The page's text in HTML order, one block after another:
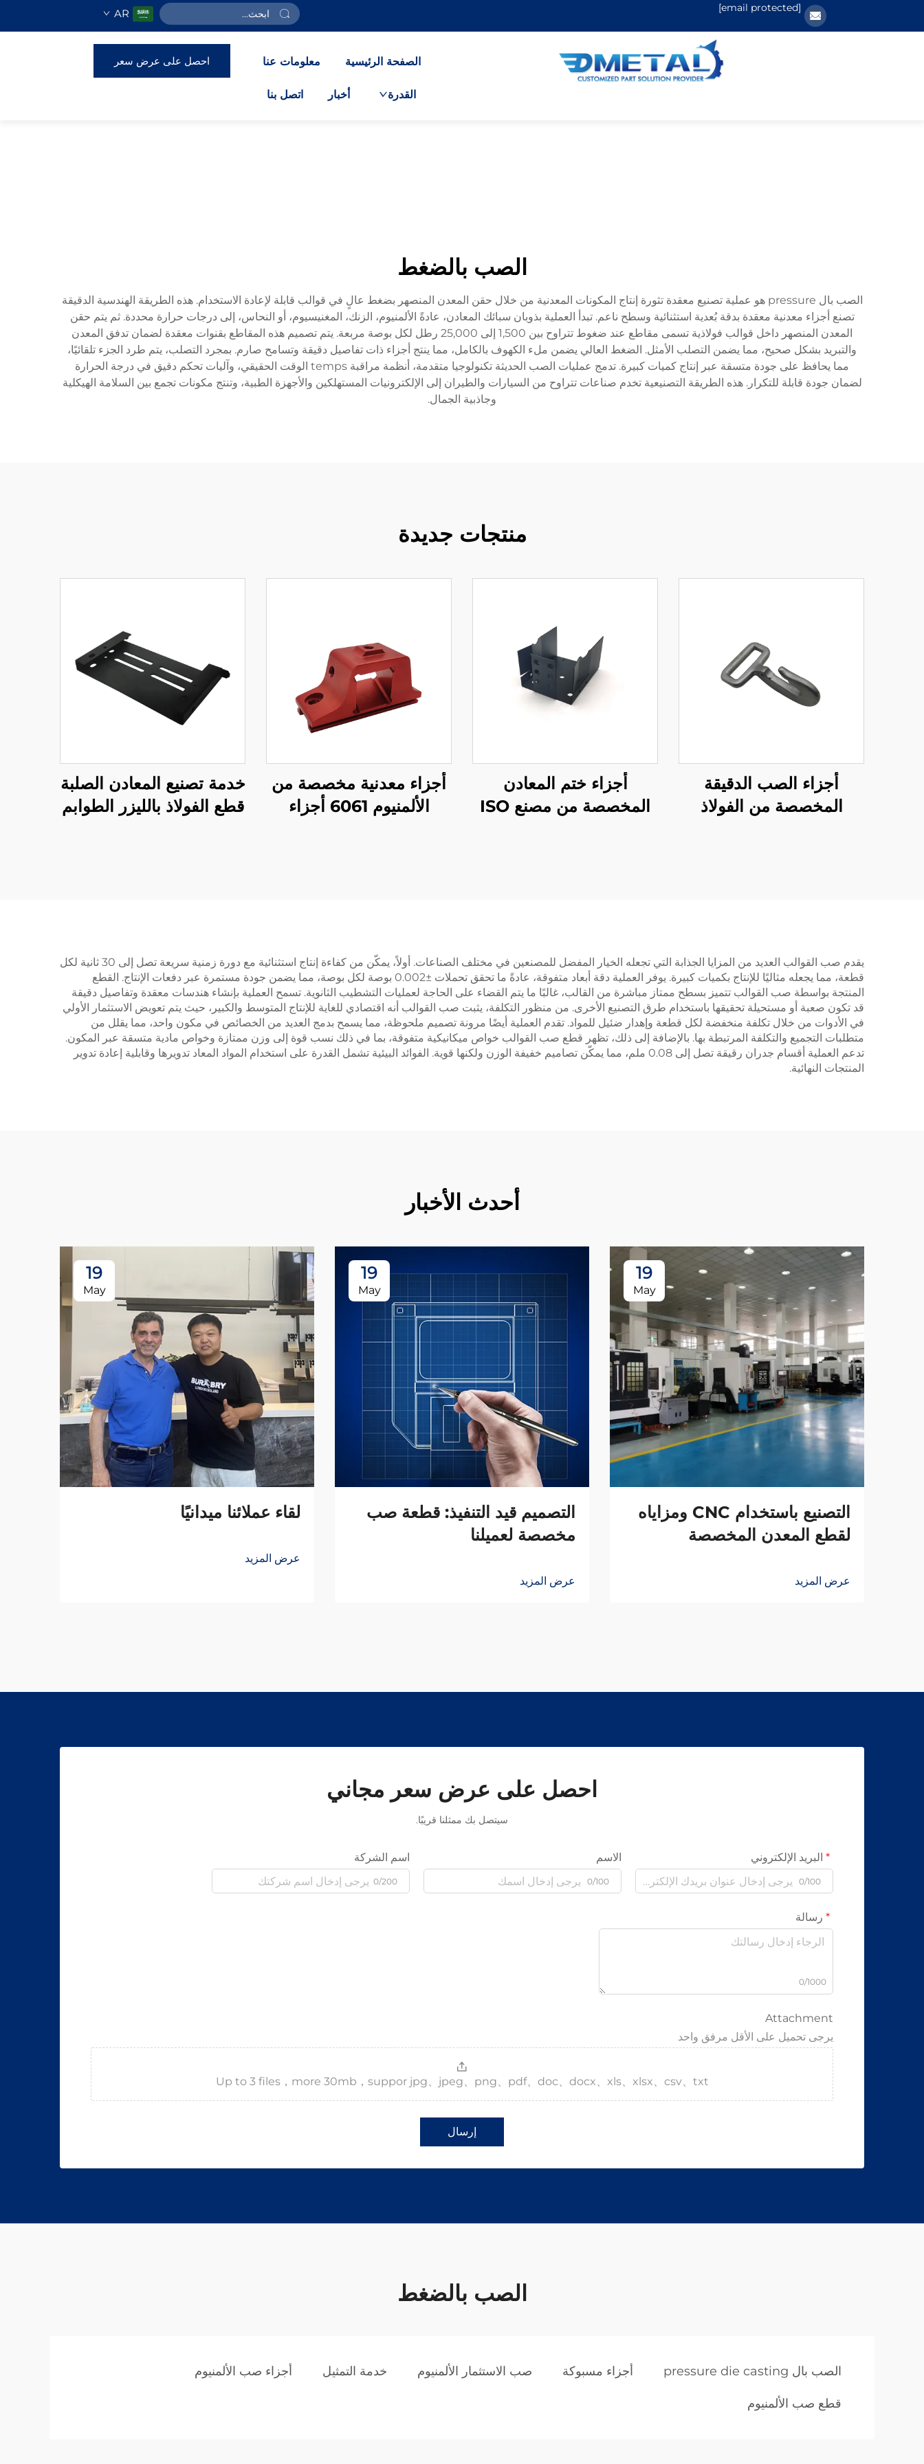
[email protected]
AR
الصفحة الرئيسية معلومات عنا
القدرة أخبار اتصل بنا
احصل على عرض سعر
الصب بالضغط
الصب بال pressure هو عملية تصنيع معقدة تثورة إنتاج المكونات المعدنية من خلال حقن المعدن المنصهر بضغط عالٍ في قوالب قابلة لإعادة الاستخدام. هذه الطريقة الهندسية الدقيقة
تصنع أجزاء معدنية معقدة بدقة بُعدية استثنائية وسطح ناعم. تبدأ العملية بذوبان سبائك المعادن، عادةً الألمنيوم، الزنك، المغنيسيوم، أو النحاس، إلى درجات حرارة محددة. ثم يتم حقن
المعدن المنصهر داخل قوالب فولاذية تسمى مقاطع عند ضغوط تتراوح بين 1,500 إلى 25,000 رطل لكل بوصة مربعة. يتم تصميم هذه المقاطع بقنوات معقدة لضمان تدفق المعدن
والتبريد بشكل صحيح، مما يضمن التصلب الأمثل. الضغط العالي يضمن ملء الكهوف بالكامل، مما ينتج أجزاء ذات تفاصيل دقيقة وتسامح صارم. بمجرد التصلب، يتم طرد الجزء تلقائيًا،
مما يحافظ على جودة متسقة عبر إنتاج كميات كبيرة. تدمج عمليات الصب الحديثة تكنولوجيا متقدمة، أنظمة مراقبة temps الوقت الحقيقي، وآليات تحكم دقيق في درجة الحرارة
لضمان جودة قابلة للتكرار. هذه الطريقة التصنيعية تخدم صناعات تتراوح من السيارات والطيران إلى الإلكترونيات المستهلكين والأجهزة الطبية، وتنتج مكونات تجمع بين السلامة الهيكلية
وجاذبية الجمال.
منتجات جديدة
أجزاء الصب الدقيقة
المخصصة من الفولاذ
أجزاء ختم المعادن
المخصصة من مصنع ISO
أجزاء معدنية مخصصة من
الألمنيوم 6061 أجزاء
خدمة تصنيع المعادن الصلبة
قطع الفولاذ بالليزر الطوابم
يقدم صب القوالب العديد من المزايا الجذابة التي تجعله الخيار المفضل للمصنعين في مختلف الصناعات. أولاً، يمكّن من كفاءة إنتاج استثنائية مع دورة زمنية سريعة تصل إلى 30 ثانية لكل
قطعة، مما يجعله مثاليًا للإنتاج بكميات كبيرة. يوفر العملية دقة أبعاد متفوقة، عادةً ما تحقق تحملات ±0.002 بوصة لكل بوصة، مما يضمن جودة مستمرة عبر دفعات الإنتاج. القطع
المنتجة بواسطة صب القوالب تتميز بسطح ممتاز مباشرة من القالب، غالبًا ما يتم القضاء على الحاجة لعمليات التشطيب الثانوية. تسمح العملية بإنشاء هندسات معقدة وتفاصيل دقيقة
قد تكون صعبة أو مستحيلة تحقيقها باستخدام طرق التصنيع الأخرى. من منظور التكلفة، يثبت صب القوالب أنه اقتصادي للغاية للإنتاج المتوسط والكبير، حيث يتم تعويض الاستثمار الأولي
في الأدوات من خلال تكلفة منخفضة لكل قطعة وإهدار ضئيل للمواد. تقدم العملية أيضًا مرونة تصميم ملحوظة، مما يسمح بدمج العديد من الخصائص في مكون واحد، مما يقلل من
متطلبات التجميع والتكلفة المرتبطة بها. بالإضافة إلى ذلك، تظهر قطع صب القوالب خواص ميكانيكية متفوقة، بما في ذلك نسب قوة إلى وزن ممتازة وخواص مادية متسقة عبر المكون.
تدعم العملية أقسام جدران رقيقة تصل إلى 0.08 ملم، مما يمكّن تصاميم خفيفة الوزن ولكنها قوية. الفوائد البيئية تشمل القدرة على استخدام المواد المعاد تدويرها وقابلية إعادة تدوير
المنتجات النهائية.
أحدث الأخبار
19
May
التصنيع باستخدام CNC ومزاياه
لقطع المعدن المخصصة
عرض المزيد
19
May
التصميم قيد التنفيذ: قطعة صب
مخصصة لعميلنا
عرض المزيد
19
May
لقاء عملائنا ميدانيًا
عرض المزيد
احصل على عرض سعر مجاني
سيتصل بك ممثلنا قريبًا.
البريد الإلكتروني
0/100
الاسم
0/100
اسم الشركة
0/200
رسالة
0/1000
Attachment
يرجى تحميل على الأقل مرفق واحد
Up to 3 files，more 30mb，suppor jpg、jpeg、png、pdf、doc、docx、xls、xlsx、csv、txt
إرسال
الصب بالضغط
الصب بال pressure die casting أجزاء مسبوكة صب الاستثمار الألمنيوم خدمة التمثيل أجزاء صب الألمنيوم
قطع صب الألمنيوم